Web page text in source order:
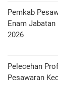
Pemkab
Enam
2026
Pelecehan
Pesawaran